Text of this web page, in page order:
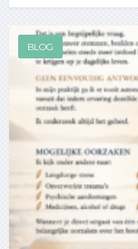
BLOG